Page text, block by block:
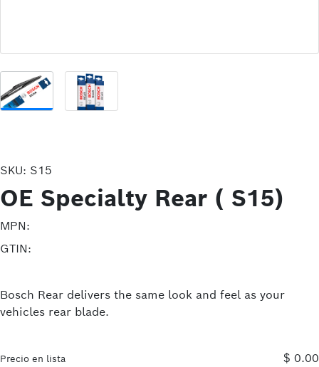
SKU: S15
OE Specialty Rear ( S15)
MPN:
GTIN:
Bosch Rear delivers the same look and feel as your
vehicles rear blade.
Precio en lista $ 0.00